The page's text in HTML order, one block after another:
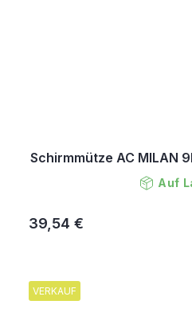
Schirmmütze AC MILAN
Auf
39,54 €
VERKAUF